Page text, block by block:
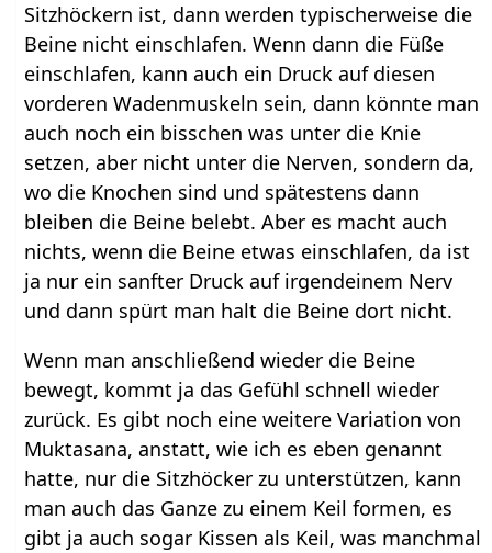
Sitzhöckern ist, dann werden typischerweise die
Beine nicht einschlafen. Wenn dann die Füße
einschlafen, kann auch ein Druck auf diesen
vorderen Wadenmuskeln sein, dann könnte man
auch noch ein bisschen was unter die Knie
setzen, aber nicht unter die Nerven, sondern da,
wo die Knochen sind und spätestens dann
bleiben die Beine belebt. Aber es macht auch
nichts, wenn die Beine etwas einschlafen, da ist
ja nur ein sanfter Druck auf irgendeinem Nerv
und dann spürt man halt die Beine dort nicht.
Wenn man anschließend wieder die Beine
bewegt, kommt ja das Gefühl schnell wieder
zurück. Es gibt noch eine weitere Variation von
Muktasana, anstatt, wie ich es eben genannt
hatte, nur die Sitzhöcker zu unterstützen, kann
man auch das Ganze zu einem Keil formen, es
gibt ja auch sogar Kissen als Keil, was manchmal